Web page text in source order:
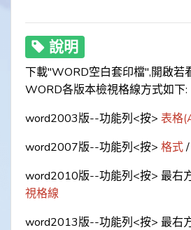
說明
下載"WORD空白套印檔",開啟若
WORD各版本檢視格線方式如下:
word2003版--功能列<按> 表格
word2007版--功能列<按> 格式/
word2010版--功能列<按> 最右
視格線
word2013版--功能列<按> 最右